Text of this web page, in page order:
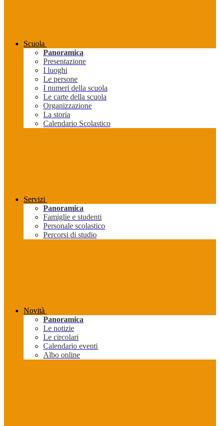
Scuola
Panoramica
Presentazione
I luoghi
Le persone
I numeri della scuola
Le carte della scuola
Organizzazione
La storia
Calendario Scolastico
Servizi
Panoramica
Famiglie e studenti
Personale scolastico
Percorsi di studio
Novità
Panoramica
Le notizie
Le circolari
Calendario eventi
Albo online